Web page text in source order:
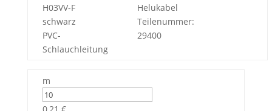
H03VV-F
schwarz
PVC-
Schlauchleitung
Helukabel
Teilenummer:
29400
m